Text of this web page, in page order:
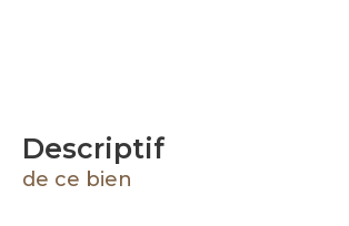
descriptif
de ce bien